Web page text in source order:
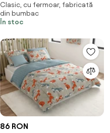
Renforce LUNARIA verde
Dimensiune lenjerie de pat: 70 x
90 cm | 140 x 200 cm
Clasic, cu fermoar, fabricată
din bumbac
În stoc
86 RON